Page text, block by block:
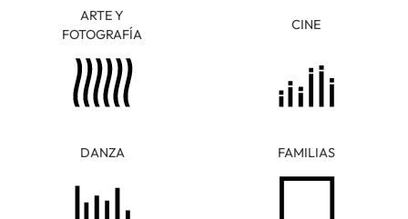
ARTE Y
FOTOGRAFÍA
CINE
DANZA FAMILIAS